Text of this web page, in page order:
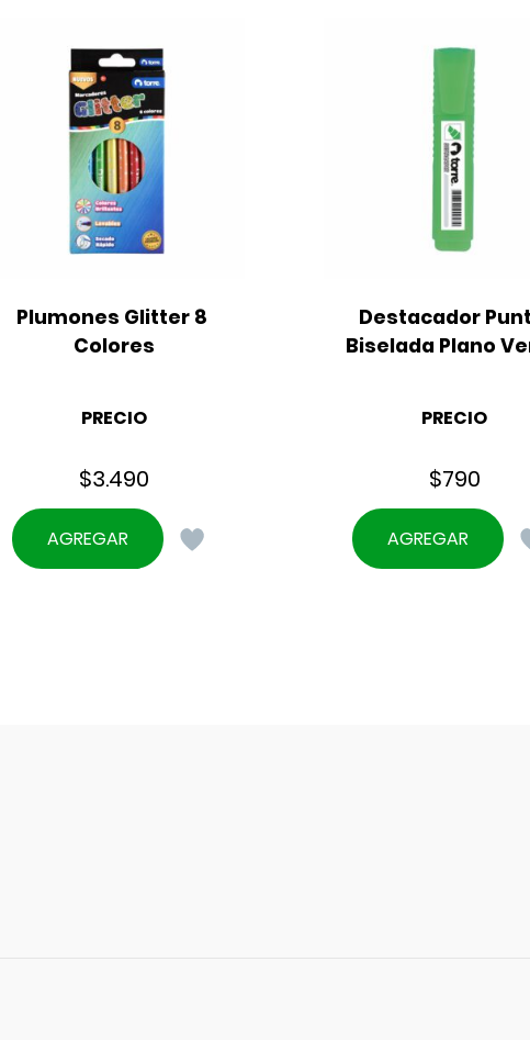
Plumones Glitter 8
Colores
PRECIO
$3.490
AGREGAR
Destacador
Biselada Plano
PRECIO
$790
AGREGAR